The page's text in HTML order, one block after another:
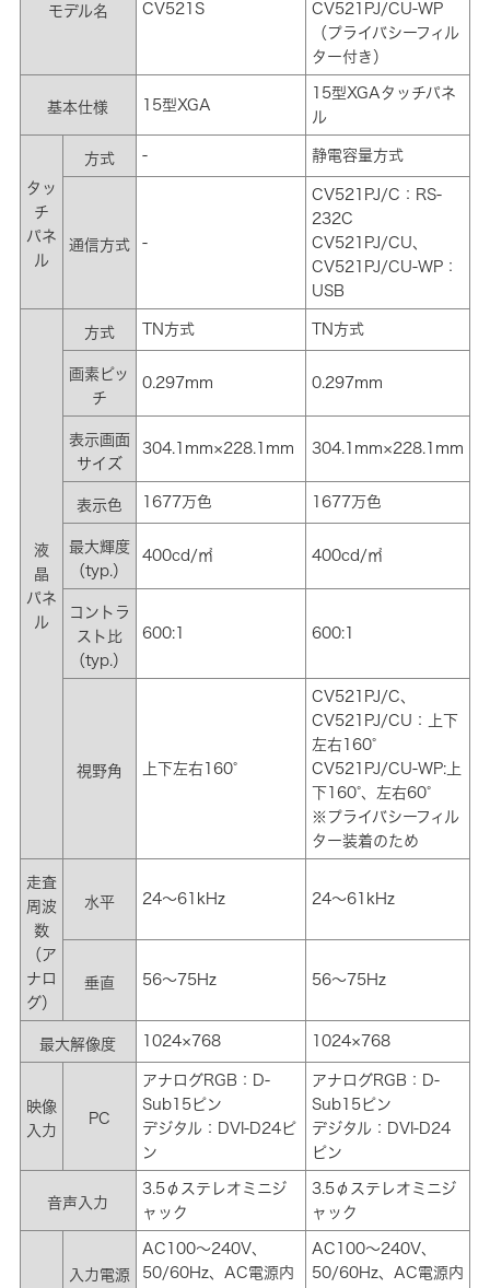
モデル名 CV521S
CV521PJ/CU-WP
（プライバシーフィル
ター付き）
基本仕様 15型XGA
15型XGAタッチパネ
ル
タッ
チ
パネ
ル
方式 - 静電容量方式
通信方式 -
CV521PJ/C：RS-
232C
CV521PJ/CU、
CV521PJ/CU-WP：
USB
液
晶
パネ
ル
方式 TN方式 TN方式
画素ピッ
チ
0.297mm 0.297mm
表示画面
サイズ
304.1mm×228.1mm 304.1mm×228.1mm
表示色 1677万色 1677万色
最大輝度
（typ.）
400cd/㎡ 400cd/㎡
コントラ
スト比
（typ.）
600:1 600:1
視野角 上下左右160°
CV521PJ/C、
CV521PJ/CU：上下
左右160°
CV521PJ/CU-WP:上
下160°、左右60°
※プライバシーフィル
ター装着のため
走査
周波
数
（ア
ナロ
グ）
水平 24～61kHz 24～61kHz
垂直 56～75Hz 56～75Hz
最大解像度 1024×768 1024×768
映像
入力
PC
アナログRGB：D-
Sub15ピン
デジタル：DVI-D24ピ
ン
アナログRGB：D-
Sub15ピン
デジタル：DVI-D24
ピン
音声入力
3.5φステレオミニジ
ャック
3.5φステレオミニジ
ャック
入力電源
AC100～240V、
50/60Hz、AC電源内
AC100～240V、
50/60Hz、AC電源内